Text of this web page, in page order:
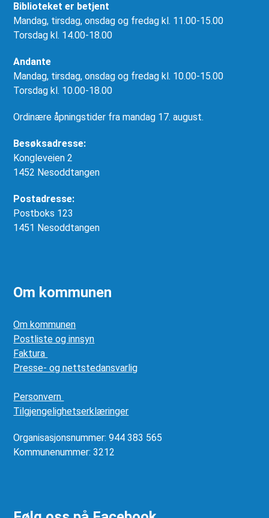
Biblioteket er betjent
Mandag, tirsdag, onsdag og fredag kl. 11.00-15.00
Torsdag kl. 14.00-18.00
Andante
Mandag, tirsdag, onsdag og fredag kl. 10.00-15.00
Torsdag kl. 10.00-18.00
Ordinære åpningstider fra mandag 17. august.
Besøksadresse:
Kongleveien 2
1452 Nesoddtangen
Postadresse:
Postboks 123
1451 Nesoddtangen
Om kommunen
Om kommunen
Postliste og innsyn
Faktura
Presse- og nettstedansvarlig
Personvern
Tilgjengelighetserklæringer
Organisasjonsnummer: 944 383 565
Kommunenummer: 3212